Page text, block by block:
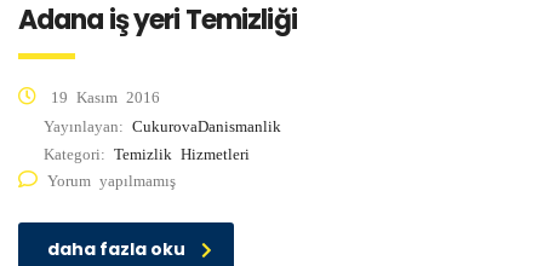
Adana iş yeri Temizliği
19 Kasım 2016
Yayınlayan: CukurovaDanismanlik
Kategori: Temizlik Hizmetleri
Yorum yapılmamış
daha fazla oku